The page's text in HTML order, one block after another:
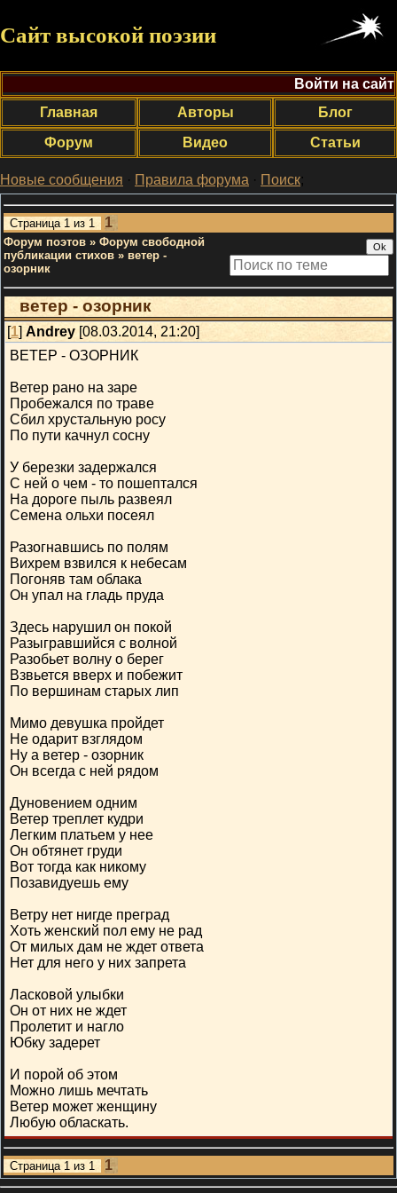
Сайт высокой поэзии
Войти на сайт
Главная
Авторы
Блог
Форум
Видео Статьи
Новые сообщения · Правила форума · Поиск;
Страница 1 из 1 1
Форум поэтов » Форум свободной
публикации стихов » ветер -
озорник
ветер - озорник
[1] Andrey [08.03.2014, 21:20]
ВЕТЕР - ОЗОРНИК
Ветер рано на заре
Пробежался по траве
Сбил хрустальную росу
По пути качнул сосну
У березки задержался
С ней о чем - то пошептался
На дороге пыль развеял
Семена ольхи посеял
Разогнавшись по полям
Вихрем взвился к небесам
Погоняв там облака
Он упал на гладь пруда
Здесь нарушил он покой
Разыгравшийся с волной
Разобьет волну о берег
Взвьется вверх и побежит
По вершинам старых лип
Мимо девушка пройдет
Не одарит взглядом
Ну а ветер - озорник
Он всегда с ней рядом
Дуновением одним
Ветер треплет кудри
Легким платьем у нее
Он обтянет груди
Вот тогда как никому
Позавидуешь ему
Ветру нет нигде преград
Хоть женский пол ему не рад
От милых дам не ждет ответа
Нет для него у них запрета
Ласковой улыбки
Он от них не ждет
Пролетит и нагло
Юбку задерет
И порой об этом
Можно лишь мечтать
Ветер может женщину
Любую обласкать.
Страница 1 из 1 1